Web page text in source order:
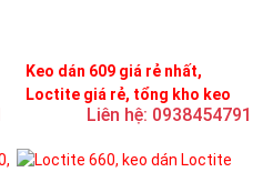
Keo dán 609 giá rẻ nhất,
Loctite giá rẻ, tổng kho keo
Liên hệ: 0938454791